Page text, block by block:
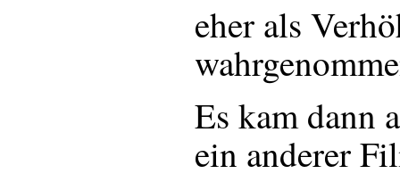
eher als
Es kam dann
ein anderer